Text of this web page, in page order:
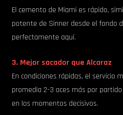
El cemento de Miami es rápido,
potente de Sinner desde el fondo
perfectamente aquí.
3. Mejor sacador que Alcaraz
En condiciones rápidas, el servicio
promedia 2-3 aces más por
en los momentos decisivos.